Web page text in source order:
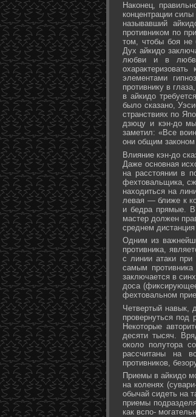
Наконец,
концентрации
называвший
противником по
том, чтобы боя не
Дух айкидо
любви и в
элементами
противнику в
в айкидо
было сказано,
странствиях по
дзюцу и кэн-до
заметил: «Все
они общим законом
Влияние кэн-до
Даже основная
на расстоянии в
фехтовальщика,
находиться на
левая — ближе к
и бедра прямые. В
мастер должен
среднем
Одним из
противника,
с линии атаки при
самым
заключается в
доса
фехтовальном
Четвертый навык,
провернуться под
Некоторые
десяти тысяч.
около полутора
рассчитаны на
противников,
Приемы в айкидо
на коленях
обычай сидеть на
приемы
как вспо-